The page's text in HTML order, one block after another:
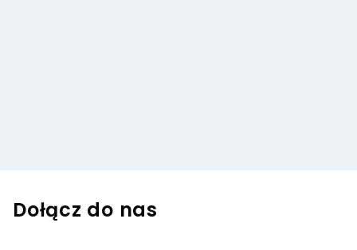
Dołącz do nas